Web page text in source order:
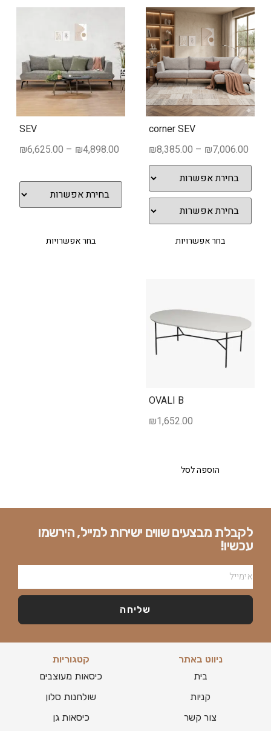
corner SEV
₪7,006.00
–
₪8,385.00
בחר אפשרויות
SEV
₪4,898.00
–
₪6,625.00
בחר אפשרויות
OVALI B
₪1,652.00
הוספה לסל
לקבלת מבצעים שווים ישירות למייל, הירשמו
עכשיו!
שליחה
ניווט באתר
בית
קניות
צור קשר
קטגוריות
כיסאות מעוצבים
שולחנות סלון
כיסאות גן